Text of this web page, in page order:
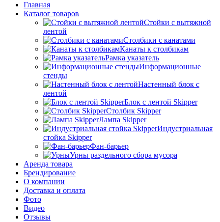
Главная
Каталог товаров
Стойки с вытяжной
лентой
Столбики с канатами
Канаты к столбикам
Рамка указатель
Информационные
стенды
Настенный блок с
лентой
Блок с лентой Skipper
Столбик Skipper
Лампа Skipper
Индустриальная
стойка Skipper
Фан-барьер
Урны раздельного сбора мусора
Аренда товара
Брендирование
О компании
Доставка и оплата
Фото
Видео
Отзывы